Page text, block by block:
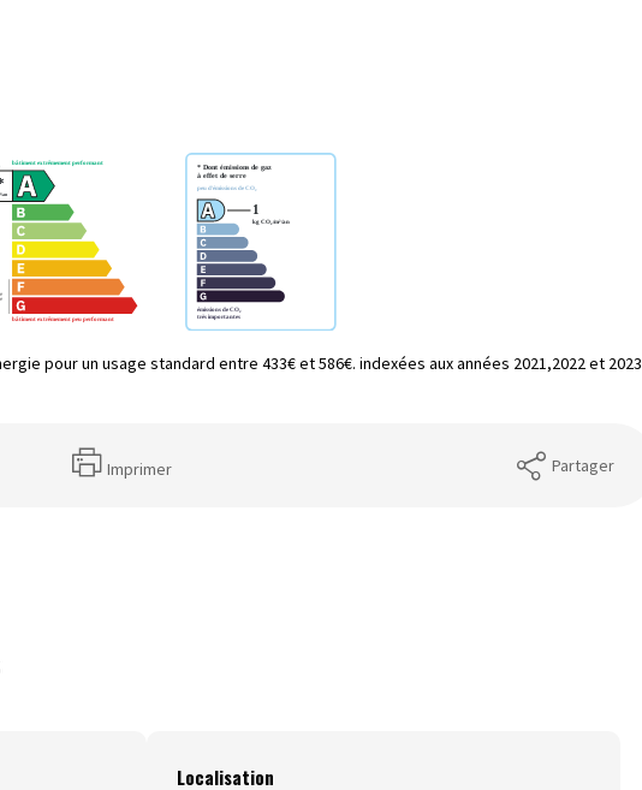
pour un usage standard entre 433€ et 586€. indexées aux années 2021,2022 et 2023
Imprimer Partager
Localisation